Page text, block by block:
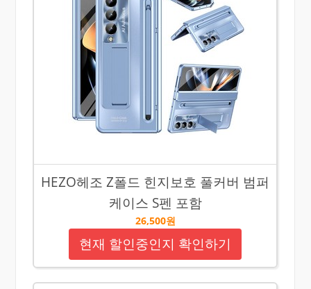
HEZO헤조 Z폴드 힌지보호 풀커버 범퍼
케이스 S펜 포함
26,500원
현재 할인중인지 확인하기